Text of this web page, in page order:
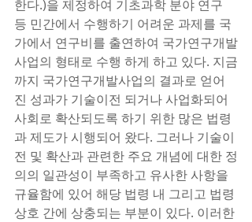
한다.)을 제정하여 기초과학 분야 연구
등 민간에서 수행하기 어려운 과제를 국
가에서 연구비를 출연하여 국가연구개발
사업의 형태로 수행 하게 하고 있다. 지금
까지 국가연구개발사업의 결과로 얻어
진 성과가 기술이전 되거나 사업화되어
사회로 확산되도록 하기 위한 많은 법령
과 제도가 시행되어 왔다. 그러나 기술이
전 및 확산과 관련한 주요 개념에 대한 정
의의 일관성이 부족하고 유사한 사항을
규율함에 있어 해당 법령 내 그리고 법령
상호 간에 상충되는 부분이 있다. 이러한